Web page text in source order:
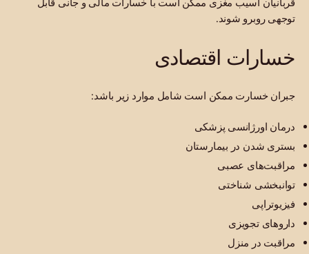
توجهی روبرو شوند.
خسارات اقتصادی
جبران خسارت ممکن است شامل موارد زیر باشد:
درمان اورژانسی پزشکی
بستری شدن در بیمارستان
مراقبت‌های عصبی
توانبخشی شناختی
فیزیوتراپی
داروهای تجویزی
مراقبت در منزل